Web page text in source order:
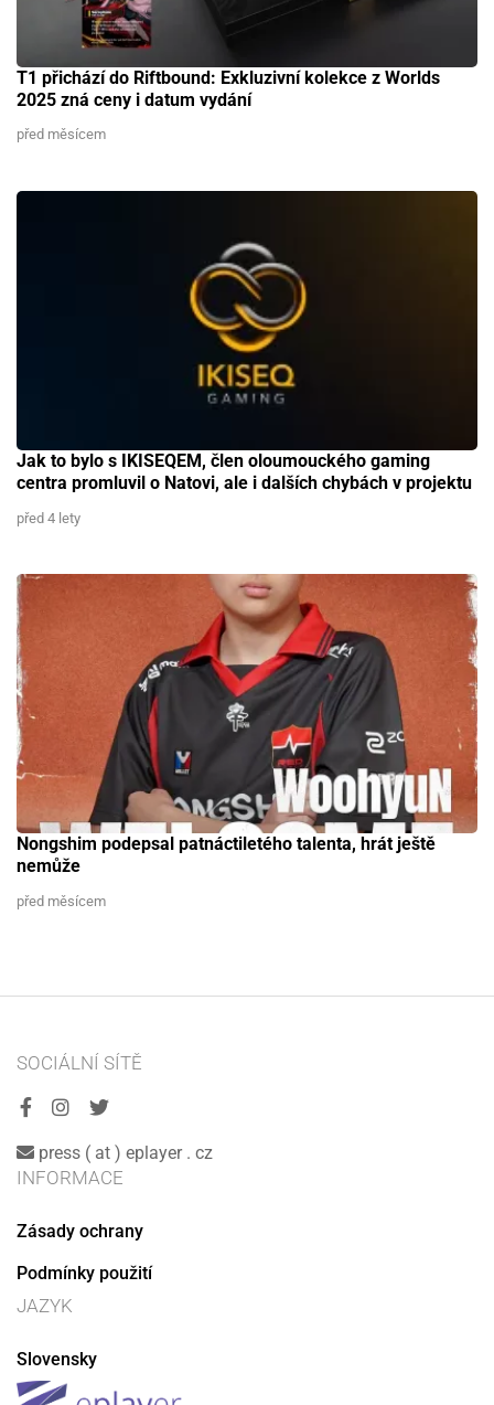
T1 přichází do Riftbound: Exkluzivní kolekce z Worlds
2025 zná ceny i datum vydání
před měsícem
Jak to bylo s IKISEQEM, člen oloumouckého gaming
centra promluvil o Natovi, ale i dalších chybách v projektu
před 4 lety
Nongshim podepsal patnáctiletého talenta, hrát ještě
nemůže
před měsícem
SOCIÁLNÍ SÍTĚ
press ( at ) eplayer . cz
INFORMACE
Zásady ochrany
Podmínky použití
JAZYK
Slovensky